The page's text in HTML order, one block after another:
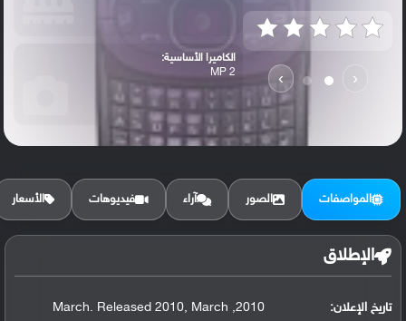
‹
›
الكاميرا الأساسية:
2 MP
المواصفات الصور آراء فيديوهات الأسعار
الإطلاق
تاريخ الإعلان: 2010, March. Released 2010, March